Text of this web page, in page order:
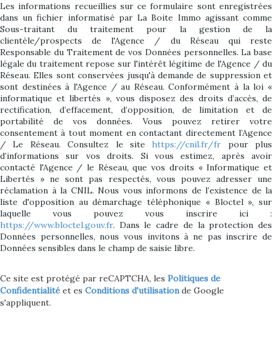
Les informations recueillies sur ce formulaire sont enregistrées
dans un fichier informatisé par La Boite Immo agissant comme
Sous-traitant du traitement pour la gestion de la
clientèle/prospects de l'Agence / du Réseau qui reste
Responsable du Traitement de vos Données personnelles. La base
légale du traitement repose sur l'intérêt légitime de l'Agence / du
Réseau. Elles sont conservées jusqu'à demande de suppression et
sont destinées à l'Agence / au Réseau. Conformément à la loi «
informatique et libertés », vous disposez des droits d’accès, de
rectification, d’effacement, d’opposition, de limitation et de
portabilité de vos données. Vous pouvez retirer votre
consentement à tout moment en contactant directement l’Agence
/ Le Réseau. Consultez le sitehttps://cnil.fr/fr pour plus
d’informations sur vos droits. Si vous estimez, après avoir
contacté l'Agence / le Réseau, que vos droits « Informatique et
Libertés » ne sont pas respectés, vous pouvez adresser une
réclamation à la CNIL. Nous vous informons de l’existence de la
liste d'opposition au démarchage téléphonique « Bloctel », sur
laquelle vous pouvez vous inscrire ici :
https://www.bloctel.gouv.fr. Dans le cadre de la protection des
Données personnelles, nous vous invitons à ne pas inscrire de
Données sensibles dans le champ de saisie libre.
Ce site est protégé par reCAPTCHA, les Politiques de
Confidentialité et es Conditions d'utilisationde Google
s'appliquent.